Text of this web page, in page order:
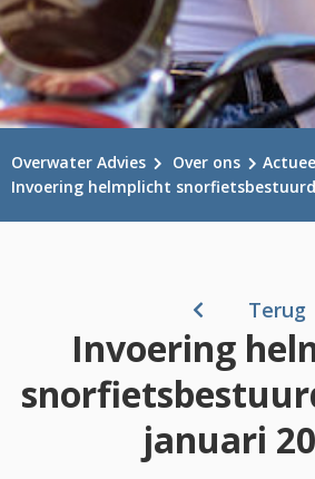
Overwater Advies Over ons
Invoering helmplicht
Terug
Invoering
januari